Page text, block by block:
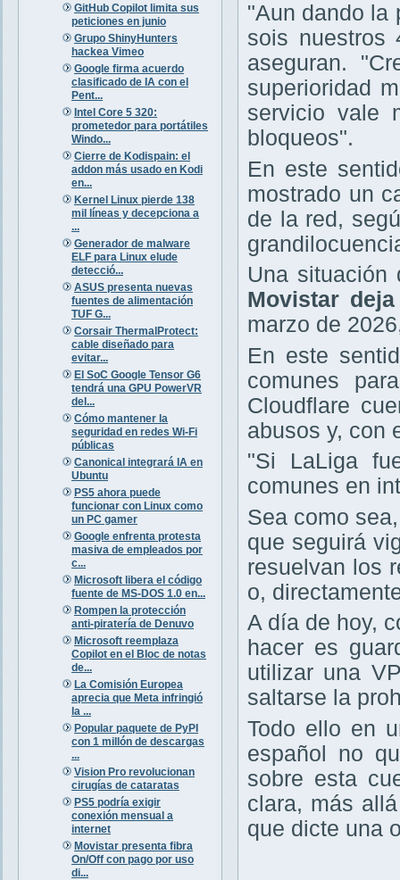
GitHub Copilot limita sus
peticiones en junio
Grupo ShinyHunters
hackea Vimeo
Google firma acuerdo
clasificado de IA con el
Pent...
Intel Core 5 320:
prometedor para portátiles
Windo...
Cierre de Kodispain: el
addon más usado en Kodi
en...
Kernel Linux pierde 138
mil líneas y decepciona a
...
Generador de malware
ELF para Linux elude
detecció...
ASUS presenta nuevas
fuentes de alimentación
TUF G...
Corsair ThermalProtect:
cable diseñado para
evitar...
El SoC Google Tensor G6
tendrá una GPU PowerVR
del...
Cómo mantener la
seguridad en redes Wi-Fi
públicas
Canonical integrará IA en
Ubuntu
PS5 ahora puede
funcionar con Linux como
un PC gamer
Google enfrenta protesta
masiva de empleados por
c...
Microsoft libera el código
fuente de MS-DOS 1.0 en...
Rompen la protección
anti-piratería de Denuvo
Microsoft reemplaza
Copilot en el Bloc de notas
de...
La Comisión Europea
aprecia que Meta infringió
la ...
Popular paquete de PyPI
con 1 millón de descargas
...
Vision Pro revolucionan
cirugías de cataratas
PS5 podría exigir
conexión mensual a
internet
Movistar presenta fibra
On/Off con pago por uso
di...
"Aun dando la
sois nuestros
aseguran.
superioridad
servicio vale
bloqueos".
En este
mostrado un
de la red,
Una
Movistar
marzo de
En este
comunes
Cloudflare
abusos y, con
"Si LaLiga
comunes en
Sea como
que seguirá
resuelvan los
o,
A día de hoy,
hacer es
utilizar una
saltarse la
Todo ello en
español no
sobre esta
clara, más
que dicte una